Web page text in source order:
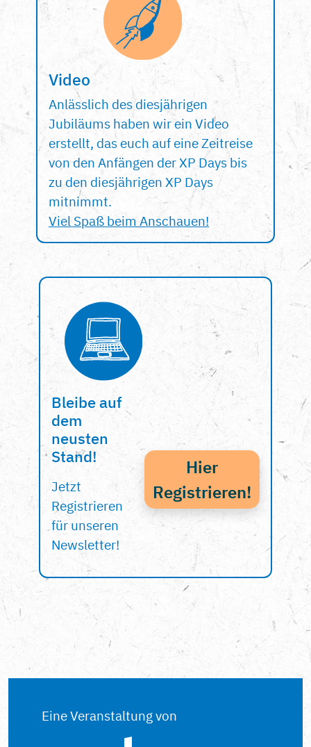
Video
Anlässlich des diesjährigen
Jubiläums haben wir ein Video
erstellt, das euch auf eine Zeitreise
von den Anfängen der XP Days bis
zu den diesjährigen XP Days
mitnimmt.
Viel Spaß beim Anschauen!
Bleibe auf
dem
neusten
Stand!
Jetzt
Registrieren
für unseren
Newsletter!
Hier
Registrieren!
Eine Veranstaltung von